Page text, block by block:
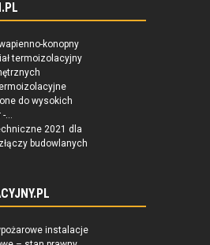
konopny
termoizolacyjny
do wysokich
...
2021 dla
budowlanych
instalacje